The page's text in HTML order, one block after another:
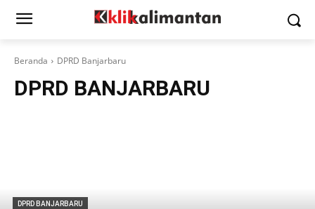
Beranda DPRD Banjarbaru
DPRD BANJARBARU
DPRD BANJARBARU